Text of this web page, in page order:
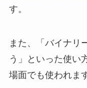
す。
また、「バイナリ
う」といった使い
場面でも使われま